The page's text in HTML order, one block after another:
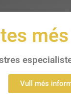
Vull més